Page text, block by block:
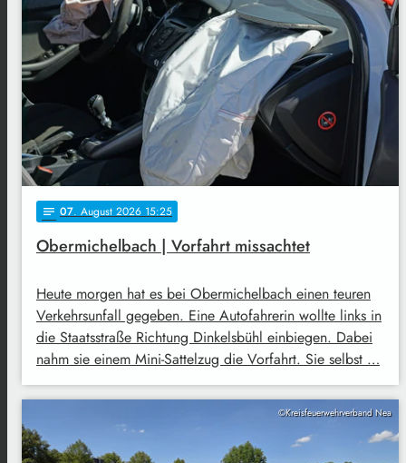
notes 07. August 2026 15:25
Obermichelbach | Vorfahrt missachtet
Heute morgen hat es bei Obermichelbach einen teuren
Verkehrsunfall gegeben. Eine Autofahrerin wollte links in
die Staatsstraße Richtung Dinkelsbühl einbiegen. Dabei
nahm sie einem Mini-Sattelzug die Vorfahrt. Sie selbst …
©Kreisfeuerwehrverband Nea